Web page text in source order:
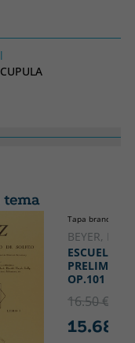
Macon (Georgia,
el último
Ribowsky,
explora la maestría
su lucha contra el
famosos de la
y su eterno
Tapa branda ou
BEYER,
ESCUELA
PRELIMINAR
OP.101
16.50 €
15.68 €